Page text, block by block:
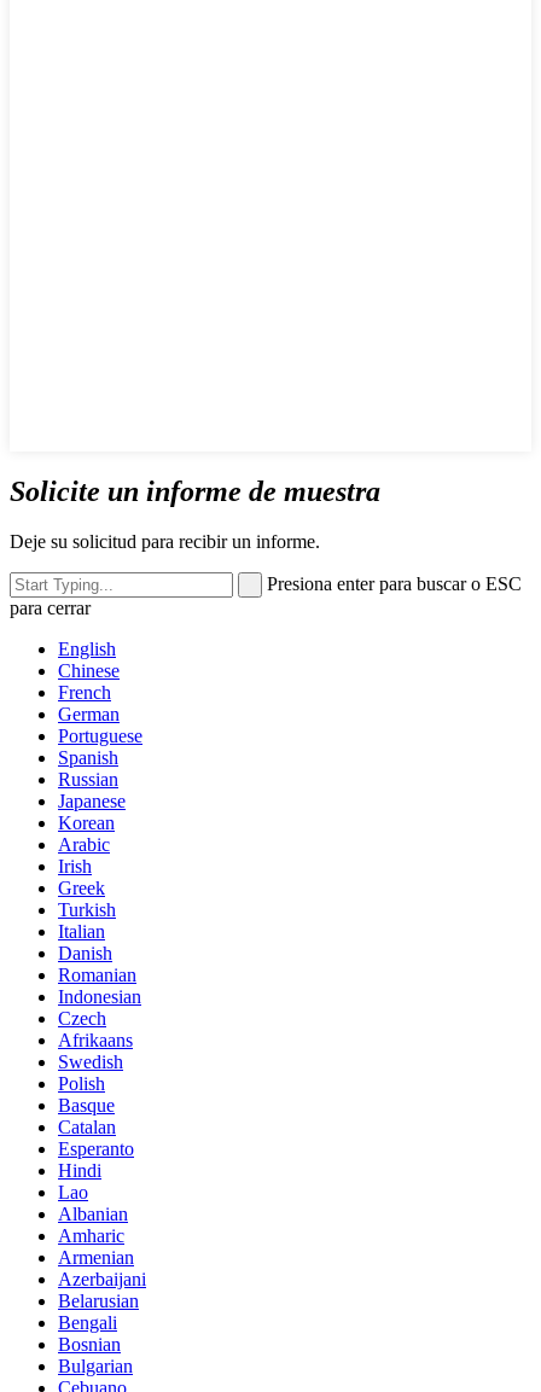
Solicite un informe de muestra
Deje su solicitud para recibir un informe.
Presiona enter para buscar o ESC
para cerrar
English
Chinese
French
German
Portuguese
Spanish
Russian
Japanese
Korean
Arabic
Irish
Greek
Turkish
Italian
Danish
Romanian
Indonesian
Czech
Afrikaans
Swedish
Polish
Basque
Catalan
Esperanto
Hindi
Lao
Albanian
Amharic
Armenian
Azerbaijani
Belarusian
Bengali
Bosnian
Bulgarian